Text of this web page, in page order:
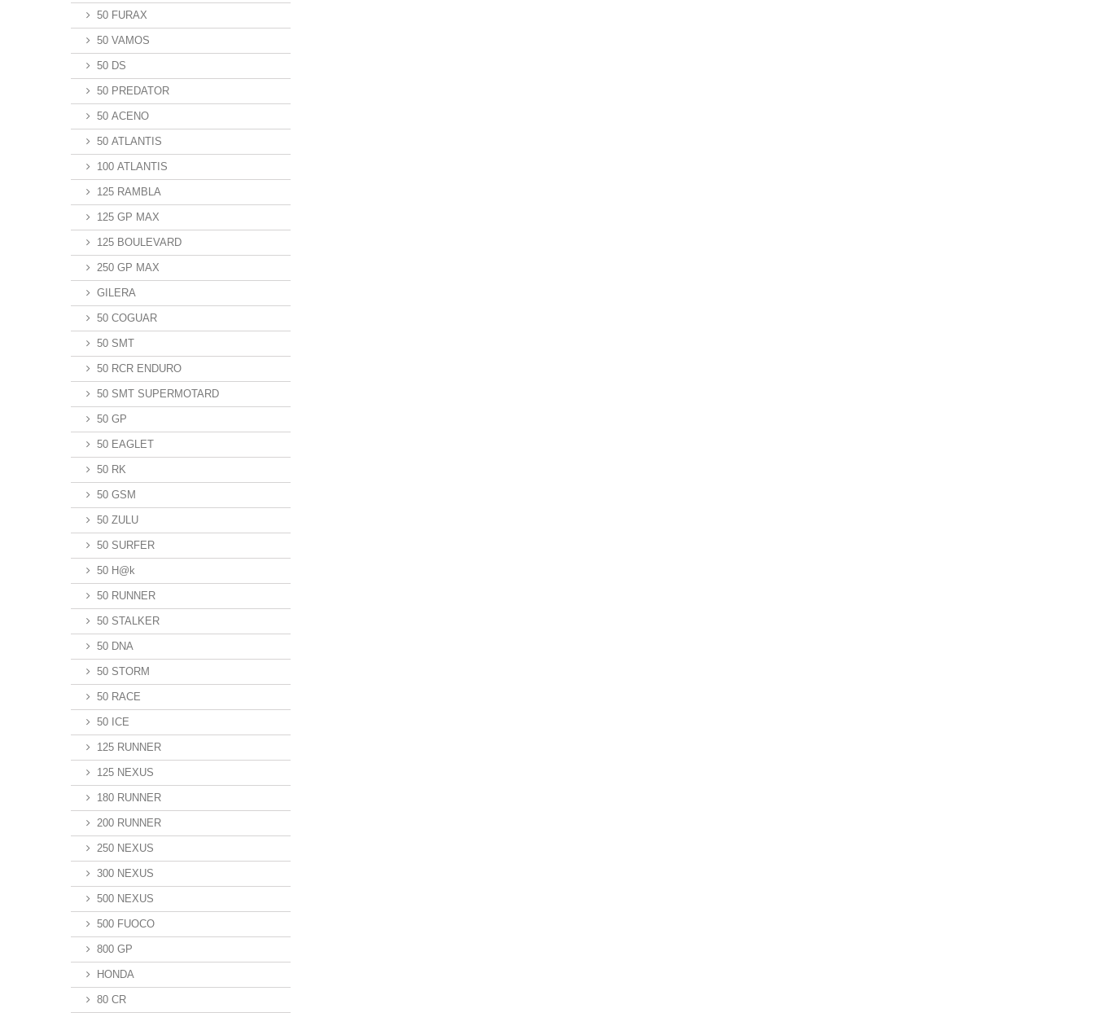
50 FURAX
50 VAMOS
50 DS
50 PREDATOR
50 ACENO
50 ATLANTIS
100 ATLANTIS
125 RAMBLA
125 GP MAX
125 BOULEVARD
250 GP MAX
GILERA
50 COGUAR
50 SMT
50 RCR ENDURO
50 SMT SUPERMOTARD
50 GP
50 EAGLET
50 RK
50 GSM
50 ZULU
50 SURFER
50 H@k
50 RUNNER
50 STALKER
50 DNA
50 STORM
50 RACE
50 ICE
125 RUNNER
125 NEXUS
180 RUNNER
200 RUNNER
250 NEXUS
300 NEXUS
500 NEXUS
500 FUOCO
800 GP
HONDA
80 CR